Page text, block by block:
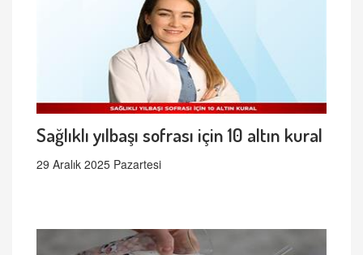
Sağlıklı yılbaşı sofrası için 10 altın kural
29 Aralık 2025 Pazartesi